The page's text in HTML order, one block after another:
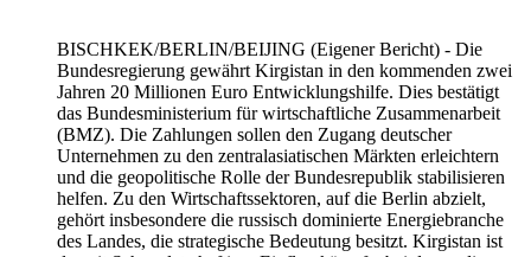
BISCHKEK/BERLIN/BEIJING (Eigener Bericht) - Die
Bundesregierung gewährt Kirgistan in den kommenden zwei
Jahren 20 Millionen Euro Entwicklungshilfe. Dies bestätigt
das Bundesministerium für wirtschaftliche Zusammenarbeit
(BMZ). Die Zahlungen sollen den Zugang deutscher
Unternehmen zu den zentralasiatischen Märkten erleichtern
und die geopolitische Rolle der Bundesrepublik stabilisieren
helfen. Zu den Wirtschaftssektoren, auf die Berlin abzielt,
gehört insbesondere die russisch dominierte Energiebranche
des Landes, die strategische Bedeutung besitzt. Kirgistan ist